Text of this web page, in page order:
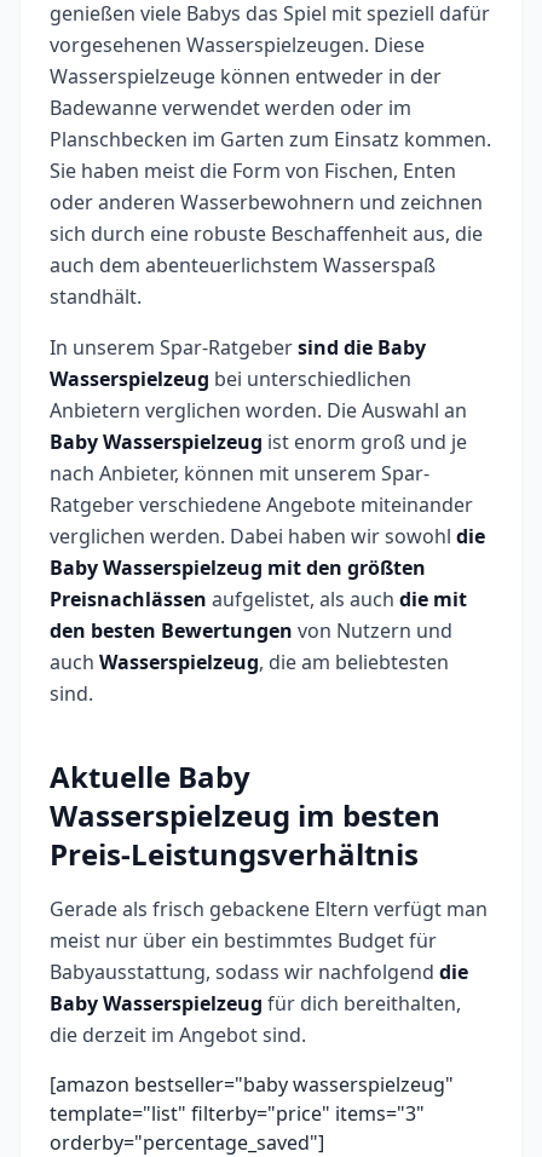
genießen viele Babys das Spiel mit speziell dafür
vorgesehenen Wasserspielzeugen. Diese
Wasserspielzeuge können entweder in der
Badewanne verwendet werden oder im
Planschbecken im Garten zum Einsatz kommen.
Sie haben meist die Form von Fischen, Enten
oder anderen Wasserbewohnern und zeichnen
sich durch eine robuste Beschaffenheit aus, die
auch dem abenteuerlichstem Wasserspaß
standhält.
In unserem Spar-Ratgebersind die Baby
Wasserspielzeug bei unterschiedlichen
Anbietern verglichen worden. Die Auswahl an
Baby Wasserspielzeug ist enorm groß und je
nach Anbieter, können mit unserem Spar-
Ratgeber verschiedene Angebote miteinander
verglichen werden. Dabei haben wir sowohl die
Baby Wasserspielzeug mit den größten
Preisnachlässen aufgelistet, als auch die mit
den besten Bewertungen von Nutzern und
auch Wasserspielzeug, die am beliebtesten
sind.
Aktuelle Baby
Wasserspielzeug im besten
Preis-Leistungsverhältnis
Gerade als frisch gebackene Eltern verfügt man
meist nur über ein bestimmtes Budget für
Babyausstattung, sodass wir nachfolgend die
Baby Wasserspielzeug für dich bereithalten,
die derzeit im Angebot sind.
[amazon bestseller="baby wasserspielzeug"
template="list" filterby="price" items="3"
orderby="percentage_saved"]